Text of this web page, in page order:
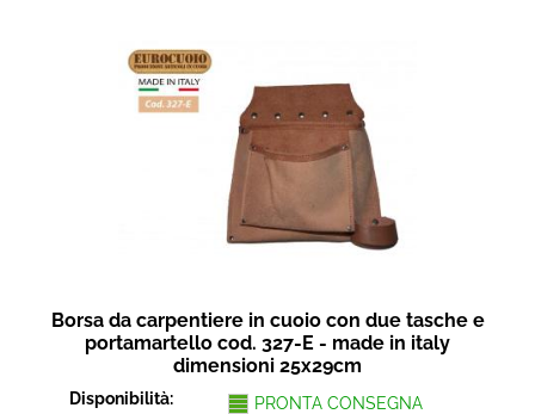
Pompe idrauliche
Protezione
Ricambi
Borsa da carpentiere in cuoio con due tasche e
portamartello cod. 327-E - made in italy
dimensioni 25x29cm
Disponibilità:
PRONTA CONSEGNA